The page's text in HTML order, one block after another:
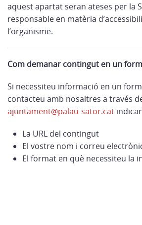
aquest apartat seran ateses per la
responsable en matèria
l’organisme.
Com demanar contingut en un
Si necessiteu informació en un
contacteu amb nosaltres a través
ajuntament@palau-sator.cat
La URL del contingut
El vostre nom i correu
El format en què necessiteu la